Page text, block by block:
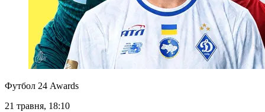
Футбол 24 Awards
21 травня, 18:10